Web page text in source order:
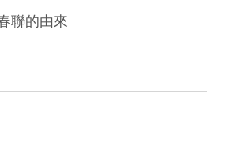
聯的由來